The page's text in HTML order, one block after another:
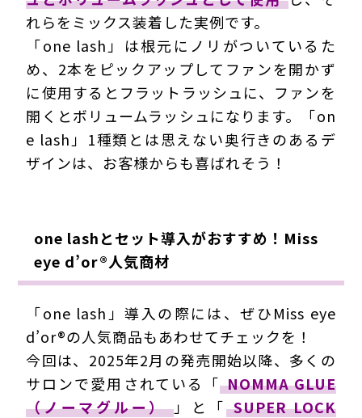
れらをミックス装着した実例です。
「one lash」は根元にノリがついているた
め、2本をピックアップしてファンを開かず
に使用するとフラットラッシュに、ファンを
開くとボリュームラッシュになります。「on
e lash」1種類とは思えない奥行きのあるデ
ザインは、お客様からも喜ばれそう！
one lashとセット導入がおすすめ！Miss
eye d’or®人気商材
「one lash」導入の際には、ぜひMiss eye
d’or®の人気商品もあわせてチェックを！
今回は、2025年2月の発売開始以降、多くの
サロンで愛用されている「 NOMMA GLUE
（ノーマグルー） 」と「 SUPER LOCK